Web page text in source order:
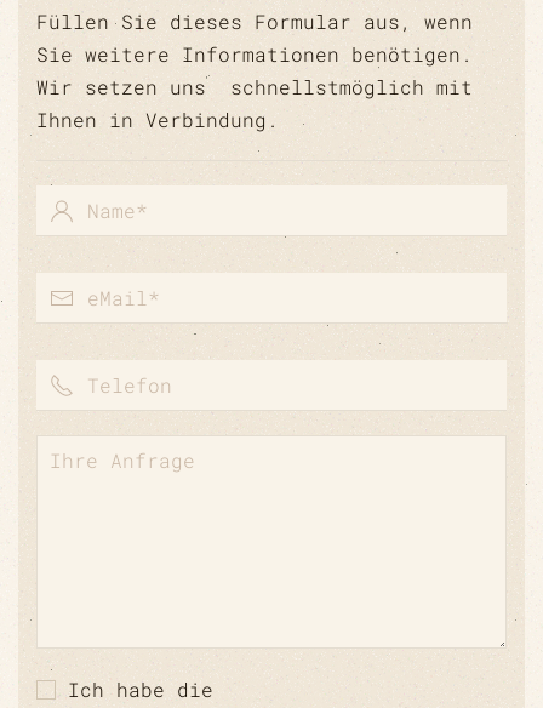
Füllen Sie dieses Formular aus, wenn
Sie weitere Informationen benötigen.
Wir setzen uns schnellstmöglich mit
Ihnen in Verbindung.
Ich habe die